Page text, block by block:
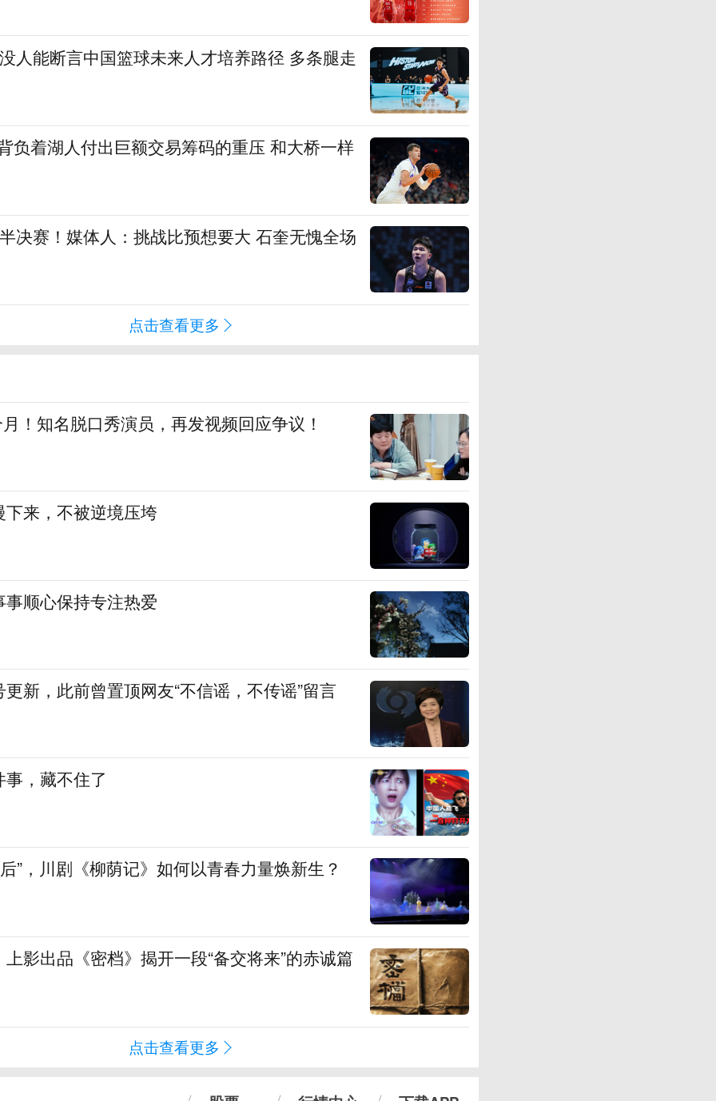
人能断言中国篮球未来人才培养路径 多条腿走
负着湖人付出巨额交易筹码的重压 和大桥一样
决赛！媒体人：挑战比预想要大 石奎无愧全场
点击查看更多
！知名脱口秀演员，再发视频回应争议！
来，不被逆境压垮
顺心保持专注热爱
新，此前曾置顶网友“不信谣，不传谣”留言
，藏不住了
”，川剧《柳荫记》如何以青春力量焕新生？
影出品《密档》揭开一段“备交将来”的赤诚篇
点击查看更多